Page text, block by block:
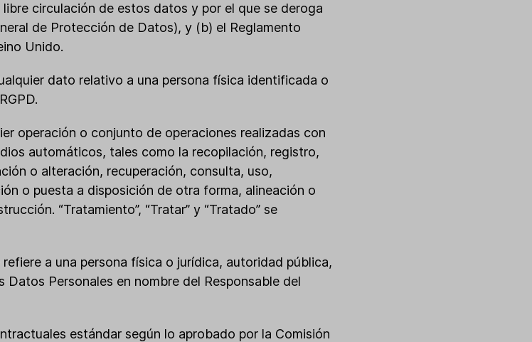
circulación de estos datos y por el que se deroga
de Protección de Datos), y (b) el Reglamento
Unido.
dato relativo a una persona física identificada o
operación o conjunto de operaciones realizadas con
automáticos, tales como la recopilación, registro,
o alteración, recuperación, consulta, uso,
o puesta a disposición de otra forma, alineación o
“Tratamiento”, “Tratar” y “Tratado” se
refiere a una persona física o jurídica, autoridad pública,
Personales en nombre del Responsable del
estándar según lo aprobado por la Comisión